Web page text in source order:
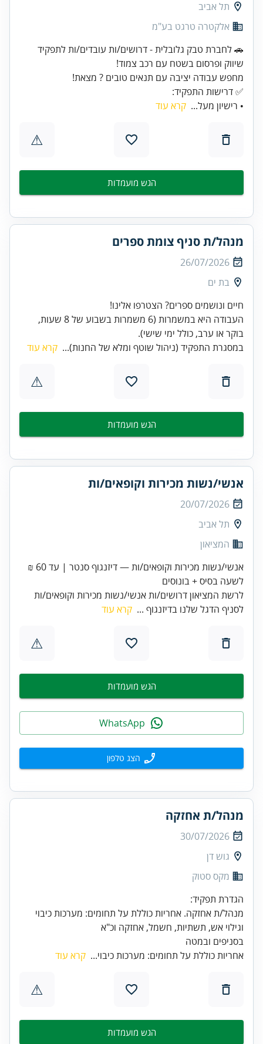
תל אביב
אלקטרה טרגט בע"מ
🚗 לחברת טבק גלובלית - דרושים/ות עובדים/ות לתפקיד
✅ דרישות התפקיד:
• רישיון מעל... קרא עוד
⚠
הגש מועמדות
מנהל/ת סניף צומת ספרים
26/07/2026
בת ים
העבודה היא במשמרות (6 משמרות בשבוע של 8 שעות,
בוקר או ערב, כולל ימי שישי).
במסגרת התפקיד (ניהול שוטף ומלא של החנות)... קרא עוד
⚠
הגש מועמדות
אנשי/נשות מכירות וקופאים/ות
20/07/2026
תל אביב
המציאון
אנשי/נשות מכירות וקופאים/ות — דיזנגוף סנטר | עד 60 ₪
לשעה בסיס + בונוסים
לרשת המציאון דרושים/ות אנשי/נשות מכירות וקופאים/ות
לסניף הדגל שלנו בדיזנגוף ... קרא עוד
⚠
הגש מועמדות
הצג טלפון
מנהל/ת אחזקה
30/07/2026
גוש דן
מקס סטוק
מנהל/ת אחזקה. אחריות כוללת על תחומים: מערכות כיבוי
בסניפים ובמטה
אחריות כוללת על תחומים: מערכות כיבוי... קרא עוד
⚠
הגש מועמדות